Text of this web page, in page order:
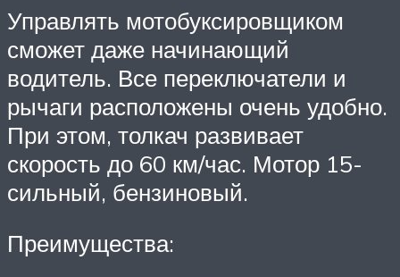
Управлять мотобуксировщиком
сможет даже начинающий
водитель. Все переключатели и
рычаги расположены очень удобно.
При этом, толкач развивает
скорость до 60 км/час. Мотор 15-
сильный, бензиновый.
Преимущества: